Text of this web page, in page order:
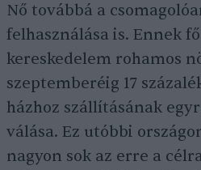
Nő továbbá a
felhasználása is. Ennek
kereskedelem rohamos
szeptemberéig 17
házhoz szállításának
válása. Ez utóbbi
nagyon sok az erre a